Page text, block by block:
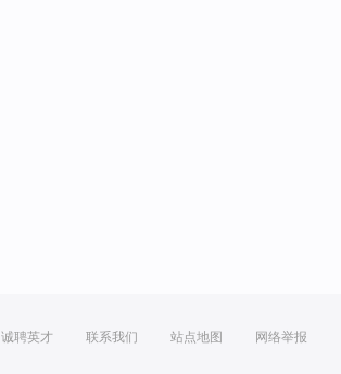
诚聘英才 联系我们 站点地图 网络举报